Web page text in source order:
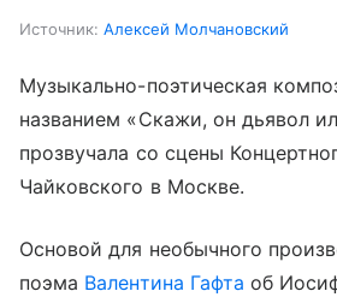
Источник: Алексей Молчановский
Музыкально-поэтическая
названием «Скажи, он дьявол
прозвучала со сцены
Чайковского в Москве.
Основой для необычного
поэма Валентина Гафта об